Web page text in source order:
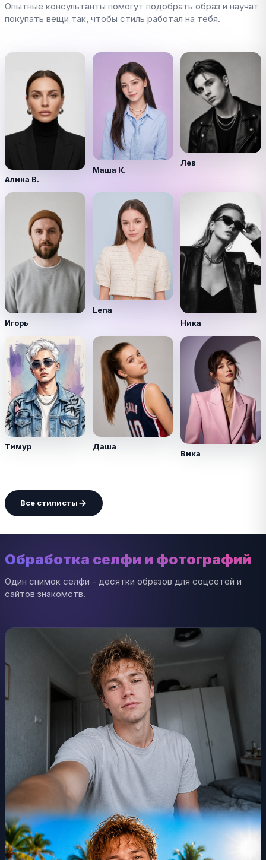
Опытные консультанты помогут подобрать образ и научат
покупать вещи так, чтобы стиль работал на тебя.
Алина В.
Маша К.
Лев
Игорь
Lena
Ника
Тимур Даша
Вика
Все стилисты
Обработка селфи и фотографий
Один снимок селфи - десятки образов для соцсетей и
сайтов знакомств.